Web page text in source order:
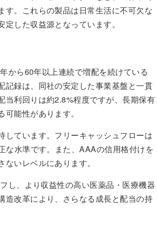
。これらの製品は日常生活に不可欠な
した収益源となっています。
から60年以上連続で増配を続けている
記録は、同社の安定した事業基盤と一貫
当利回りは約2.8%程度ですが、長期保有
能性があります。
しています。フリーキャッシュフローは
な水準です。また、AAAの信用格付けを
いレベルにあります。
し、より収益性の高い医薬品・医療機器
造改革により、さらなる成長と配当の持